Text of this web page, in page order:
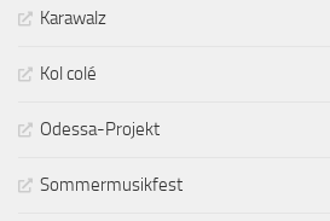
Karawalz
Kol colé
Odessa-Projekt
Sommermusikfest